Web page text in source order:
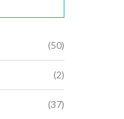
(50)
(2)
(37)